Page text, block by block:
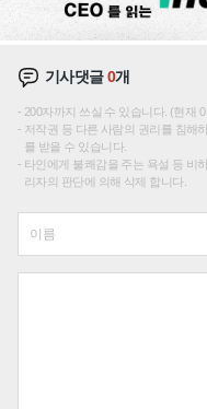
기사댓글0개
200자까지 쓰실 수 있습니다. (현재 0
저작권 등 다른 사람의 권리를 침해
를 받을 수 있습니다.
타인에게 불쾌감을 주는 욕설 등 비
리자의 판단에 의해 삭제 합니다.